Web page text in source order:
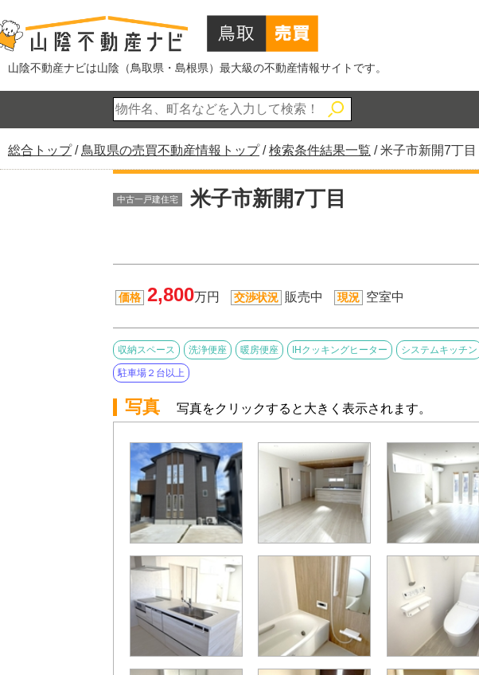
山陰不動産ナビは山陰（鳥取県・島根県）最大級の不動産情報サイトです。
現
在
総合トップ/ 鳥取県の売買不動産情報トップ/検索条件結果一覧 /米子市新開7丁目
中古一戸建住宅 米子市新開7丁目
価格 2,800万円 交渉状況 販売中 現況 空室中
収納スペース 洗浄便座 暖房便座 IHクッキングヒーター システムキッチン
駐車場２台以上
写真 写真をクリックすると大きく表示されます。